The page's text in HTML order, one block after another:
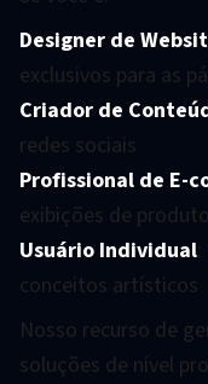
Designer de
exclusivos para as
Criador de
redes sociais
Profissional de E-
exibições de
Usuário Individual
conceitos artísticos
Nosso recurso de
soluções de nível